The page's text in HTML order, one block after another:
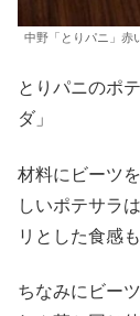
中野「とりパニ」赤
とりパニのポ
ダ」
材料にビーツ
しいポテサラ
リとした食感
ちなみにビー